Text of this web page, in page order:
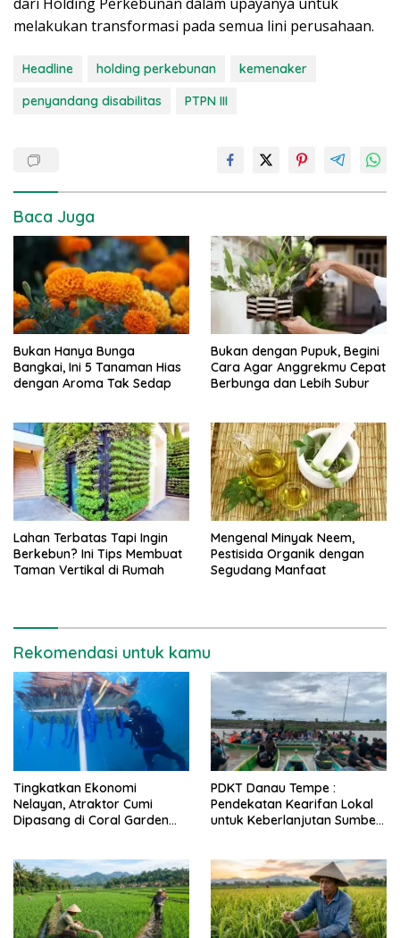
melakukan transformasi pada semua lini perusahaan.
Headline holding perkebunan
kemenaker
penyandang disabilitas
PTPN III
Baca Juga
Bukan Hanya Bunga
Bangkai, Ini 5 Tanaman Hias
dengan Aroma Tak Sedap
Bukan dengan Pupuk, Begini
Cara Agar Anggrekmu Cepat
Berbunga dan Lebih Subur
Lahan Terbatas Tapi Ingin
Berkebun? Ini Tips Membuat
Taman Vertikal di Rumah
Mengenal Minyak Neem,
Pestisida Organik dengan
Segudang Manfaat
Rekomendasi untuk kamu
Tingkatkan Ekonomi
Nelayan, Atraktor Cumi
Dipasang di Coral Garden
PDKT Danau Tempe :
Pendekatan Kearifan Lokal
untuk Keberlanjutan Sumber